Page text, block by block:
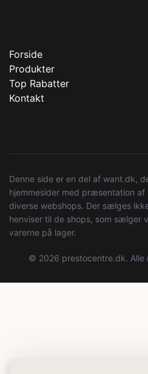
Forside
Produkter
Top Rabatter
Kontakt
Denne side er en del af want.dk,
hjemmesider med præsentation
diverse webshops. Der sælges
henviser til de shops, som sælger
varerne på lager.
© 2026 prestocentre.dk. Alle